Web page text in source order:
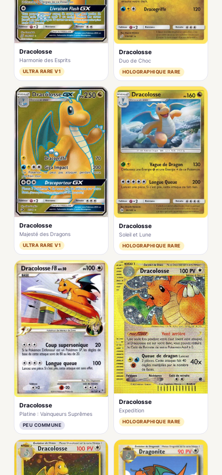
Dracolosse
Harmonie des Esprits
ULTRA RARE V1
Dracolosse
Duo de Choc
HOLOGRAPHIQUE RARE
Dracolosse
Majesté des Dragons
ULTRA RARE V1
Dracolosse
Soleil et Lune
HOLOGRAPHIQUE RARE
Dracolosse
Platine : Vainqueurs Suprêmes
PEU COMMUNE
Dracolosse
Expedition
HOLOGRAPHIQUE RARE